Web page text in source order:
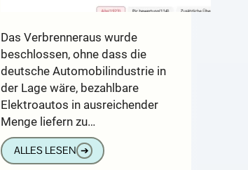
Das Verbrenneraus wurde
beschlossen, ohne dass die
deutsche Automobilindustrie in
der Lage wäre, bezahlbare
Elektroautos in ausreichender
Menge liefern zu…
ALLES LESEN ➔